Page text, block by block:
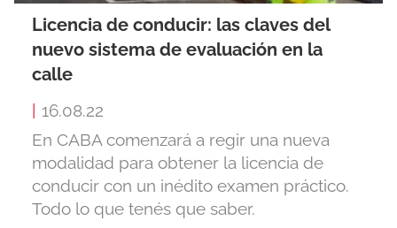
Licencia de conducir: las claves del
nuevo sistema de evaluación en la
calle
| 16.08.22
En CABA comenzará a regir una nueva
modalidad para obtener la licencia de
conducir con un inédito examen práctico.
Todo lo que tenés que saber.